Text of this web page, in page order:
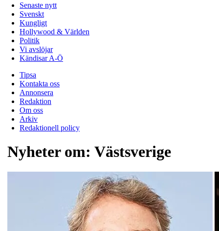
Senaste nytt
Svenskt
Kungligt
Hollywood & Världen
Politik
Vi avslöjar
Kändisar A-Ö
Tipsa
Kontakta oss
Annonsera
Redaktion
Om oss
Arkiv
Redaktionell policy
Nyheter om: Västsverige